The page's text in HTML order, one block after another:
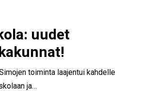
uudet
toiminta laajentui kahdelle
ja…